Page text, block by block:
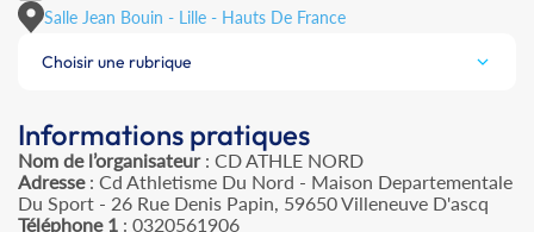
Salle Jean Bouin - Lille - Hauts De France
Choisir une rubrique
Informations pratiques
Nom de l’organisateur: CD ATHLE NORD
Adresse: Cd Athletisme Du Nord - Maison Departementale
Du Sport - 26 Rue Denis Papin, 59650 Villeneuve D'ascq
Téléphone 1 : 0320561906